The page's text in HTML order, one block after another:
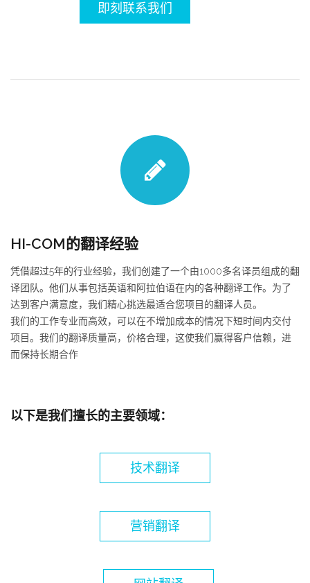
即刻联系我们
HI-COM的翻译经验
凭借超过5年的行业经验，我们创建了一个由1000多名译员组成的翻
译团队。他们从事包括英语和阿拉伯语在内的各种翻译工作。为了
达到客户满意度，我们精心挑选最适合您项目的翻译人员。
我们的工作专业而高效，可以在不增加成本的情况下短时间内交付
项目。我们的翻译质量高，价格合理，这使我们赢得客户信赖，进
而保持长期合作
以下是我们擅长的主要领域：
技术翻译
营销翻译